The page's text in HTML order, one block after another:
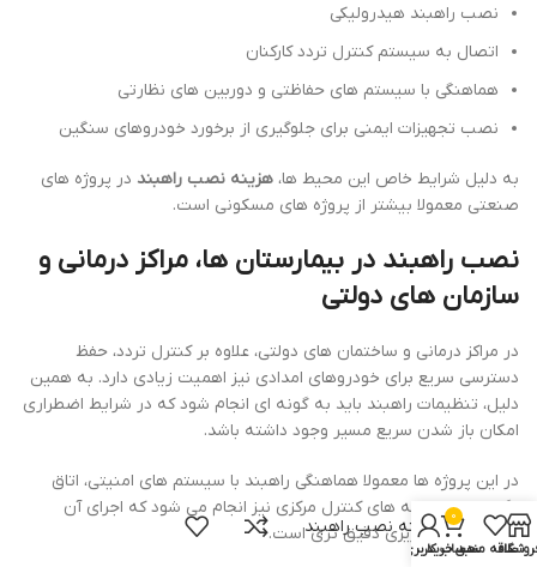
نصب راهبند هیدرولیکی
اتصال به سیستم کنترل تردد کارکنان
هماهنگی با سیستم های حفاظتی و دوربین های نظارتی
نصب تجهیزات ایمنی برای جلوگیری از برخورد خودروهای سنگین
به دلیل شرایط خاص این محیط ها، هزینه نصب راهبند در پروژه های
صنعتی معمولا بیشتر از پروژه های مسکونی است.
نصب راهبند در بیمارستان ها، مراکز درمانی و
سازمان های دولتی
در مراکز درمانی و ساختمان های دولتی، علاوه بر کنترل تردد، حفظ
دسترسی سریع برای خودروهای امدادی نیز اهمیت زیادی دارد. به همین
دلیل، تنظیمات راهبند باید به گونه ای انجام شود که در شرایط اضطراری
امکان باز شدن سریع مسیر وجود داشته باشد.
در این پروژه ها معمولا هماهنگی راهبند با سیستم های امنیتی، اتاق
نگهبانی و سامانه های کنترل مرکزی نیز انجام می شود که اجرای آن
نیازمند برنامه ریزی دقیق تری است.
هزینه نصب راهبند
علاقه مندی
0
سبد خرید
حساب کاربری من